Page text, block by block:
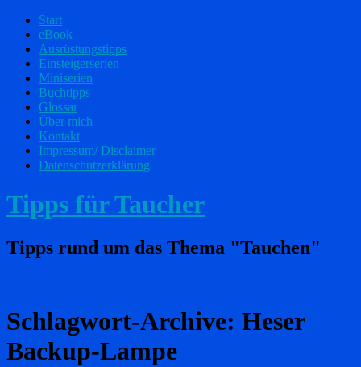
Start
eBook
Ausrüstungstipps
Einsteigerserien
Miniserien
Buchtipps
Glossar
Über mich
Kontakt
Impressum/ Disclaimer
Datenschutzerklärung
Tipps für Taucher
Tipps rund um das Thema "Tauchen"
Schlagwort-Archive: Heser
Backup-Lampe